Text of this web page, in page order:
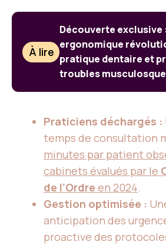
À lire
Découverte exclusive
ergonomique
pratique dentaire et
troubles
Praticiens déchargés :
temps de consultation
minutes par patient
cabinets évalués par le
de l’Ordre en 2024.
Gestion optimisée :
anticipation des
proactive des